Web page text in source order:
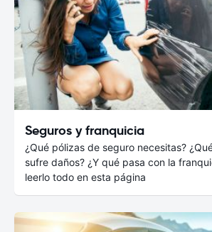
Seguros y franquicia
¿Qué pólizas de seguro necesitas?
sufre daños? ¿Y qué pasa con la
leerlo todo en esta página